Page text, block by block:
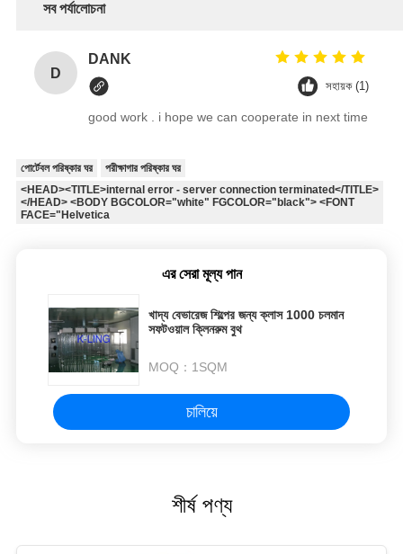
সব পর্যালোচনা
D
DANK
সহায়ক (1)
good work . i hope we can cooperate in next time
পোর্টেবল পরিষ্কার ঘর
পরীক্ষাগার পরিষ্কার ঘর
<HEAD><TITLE>internal error - server connection terminated</TITLE>
</HEAD> <BODY BGCOLOR="white" FGCOLOR="black"> <FONT
FACE="Helvetica
এর সেরা মূল্য পান
খাদ্য বেভারেজ শিল্পের জন্য ক্লাস 1000 চলমান
সফটওয়াল ক্লিনরুম বুথ
MOQ： 1SQM
চালিয়ে
শীর্ষ পণ্য